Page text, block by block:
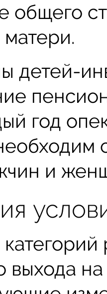
общего
матери.
детей-
год
и
выхода